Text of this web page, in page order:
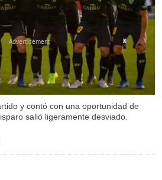
y contó con una oportunidad de
salió ligeramente desviado.
X